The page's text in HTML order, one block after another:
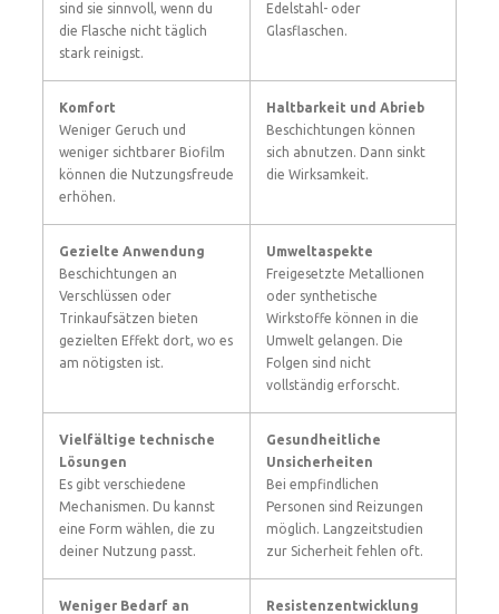
sind sie sinnvoll, wenn du
die Flasche nicht täglich
stark reinigst.
Edelstahl- oder
Glasflaschen.
Komfort
Weniger Geruch und
weniger sichtbarer Biofilm
können die Nutzungsfreude
erhöhen.
Haltbarkeit und Abrieb
Beschichtungen können
sich abnutzen. Dann sinkt
die Wirksamkeit.
Gezielte Anwendung
Beschichtungen an
Verschlüssen oder
Trinkaufsätzen bieten
gezielten Effekt dort, wo es
am nötigsten ist.
Umweltaspekte
Freigesetzte Metallionen
oder synthetische
Wirkstoffe können in die
Umwelt gelangen. Die
Folgen sind nicht
vollständig erforscht.
Vielfältige technische
Lösungen
Es gibt verschiedene
Mechanismen. Du kannst
eine Form wählen, die zu
deiner Nutzung passt.
Gesundheitliche
Unsicherheiten
Bei empfindlichen
Personen sind Reizungen
möglich. Langzeitstudien
zur Sicherheit fehlen oft.
Weniger Bedarf an
Resistenzentwicklung